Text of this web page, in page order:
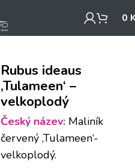
0
Rubus ideaus
‚Tulameen‘ –
velkoplodý
Český název: Maliník
červený ‚Tulameen‘-
velkoplodý.